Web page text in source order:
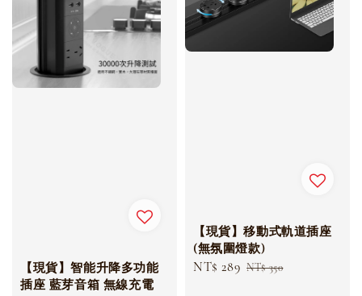
【現貨】智能升降多功能
插座 藍芽音箱 無線充電
【現貨】移動式軌道插座
(無氛圍燈款)
Sale
NT$ 289 Regular
NT$ 350